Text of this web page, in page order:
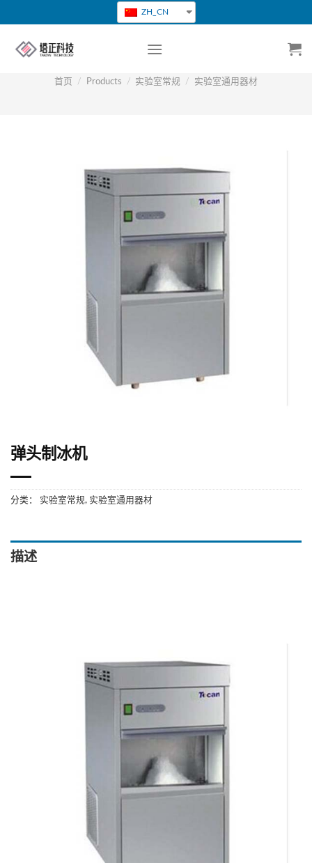
转
ZH_CN
首页 / Products / 实验室常规 / 实验室通用器材
弹头制冰机
分类： 实验室常规, 实验室通用器材
描述